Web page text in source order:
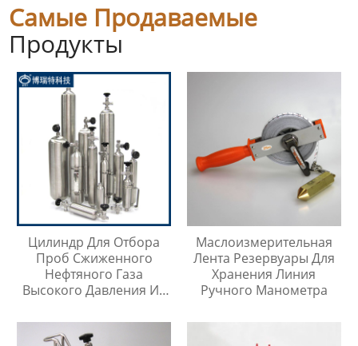
Самые Продаваемые
Продукты
Цилиндр Для Отбора
Проб Сжиженного
Нефтяного Газа
Высокого Давления Из
316SS
Маслоизмерительная
Лента Резервуары Для
Хранения Линия
Ручного Манометра